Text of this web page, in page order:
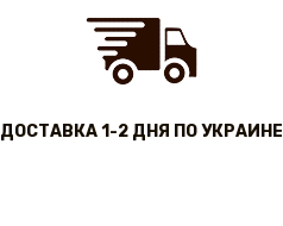
ДОСТАВКА 1-2 ДНЯ ПО УКРАИНЕ